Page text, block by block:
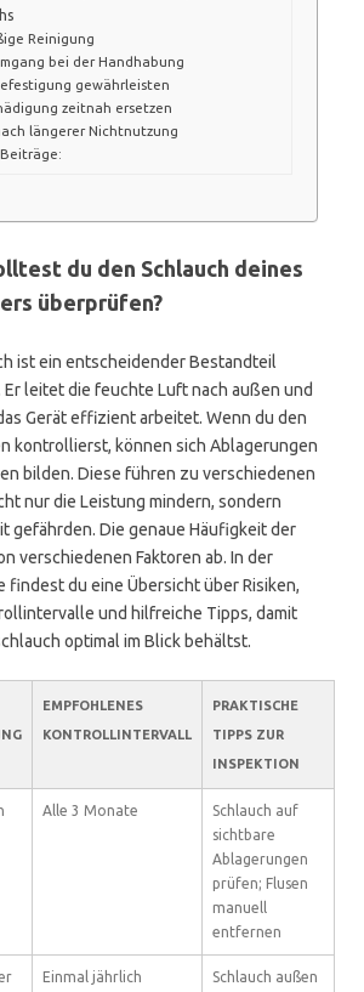
Reinigung
bei der Handhabung
gewährleisten
zeitnah ersetzen
längerer Nichtnutzung
du den Schlauch deines
überprüfen?
ist ein entscheidender Bestandteil
leitet die feuchte Luft nach außen und
Gerät effizient arbeitet. Wenn du den
kontrollierst, können sich Ablagerungen
bilden. Diese führen zu verschiedenen
nur die Leistung mindern, sondern
gefährden. Die genaue Häufigkeit der
verschiedenen Faktoren ab. In der
findest du eine Übersicht über Risiken,
und hilfreiche Tipps, damit
optimal im Blick behältst.
EMPFOHLENES
KONTROLLINTERVALL
PRAKTISCHE
TIPPS ZUR
INSPEKTION
Alle 3 Monate
Schlauch auf
sichtbare
Ablagerungen
prüfen; Flusen
manuell
entfernen
Einmal jährlich
Schlauch außen